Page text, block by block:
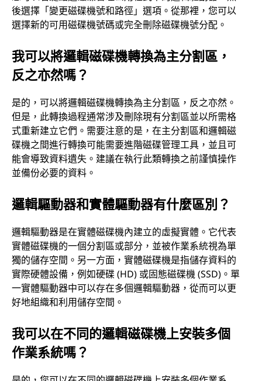
後選擇「變更磁碟機號和路徑」選項。從那裡，您可以
選擇新的可用磁碟機號碼或完全刪除磁碟機號分配。
我可以將邏輯磁碟機轉換為主分割區，
反之亦然嗎？
是的，可以將邏輯磁碟機轉換為主分割區，反之亦然。
但是，此轉換過程通常涉及刪除現有分割區並以所需格
式重新建立它們。需要注意的是，在主分割區和邏輯磁
碟機之間進行轉換可能需要進階磁碟管理工具，並且可
能會導致資料遺失。建議在執行此類轉換之前謹慎操作
並備份必要的資料。
邏輯驅動器和實體驅動器有什麼區別？
邏輯驅動器是在實體磁碟機內建立的虛擬實體。它代表
實體磁碟機的一個分割區或部分，並被作業系統視為單
獨的儲存空間。另一方面，實體磁碟機是指儲存資料的
實際硬體設備，例如硬碟 (HD) 或固態磁碟機 (SSD)。單
一實體驅動器中可以存在多個邏輯驅動器，從而可以更
好地組織和利用儲存空間。
我可以在不同的邏輯磁碟機上安裝多個
作業系統嗎？